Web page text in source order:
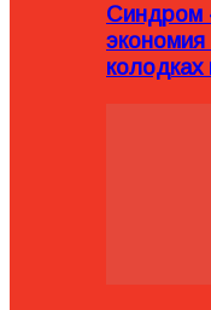
Синдром